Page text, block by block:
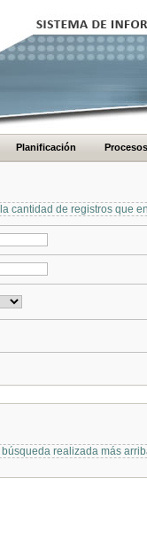
Planificación Procesos
cantidad de registros que
realizada más